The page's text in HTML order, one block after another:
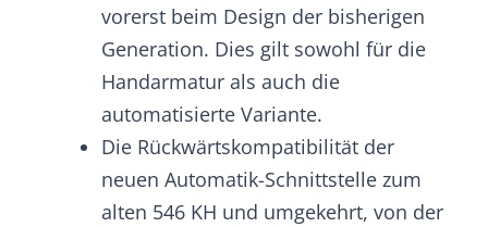
vorerst beim Design der bisherigen
Generation. Dies gilt sowohl für die
Handarmatur als auch die
automatisierte Variante.
Die Rückwärtskompatibilität der
neuen Automatik-Schnittstelle zum
alten 546 KH und umgekehrt, von der